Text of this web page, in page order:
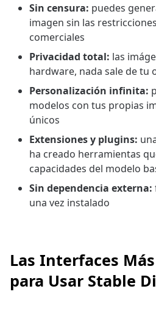
Sin censura: puedes
imagen sin las
comerciales
Privacidad total: las
hardware, nada sale de tu
Personalización infinita:
modelos con tus propias
únicos
Extensiones y plugins:
ha creado herramientas
capacidades del modelo
Sin dependencia externa:
una vez instalado
Las Interfaces
para Usar Stable